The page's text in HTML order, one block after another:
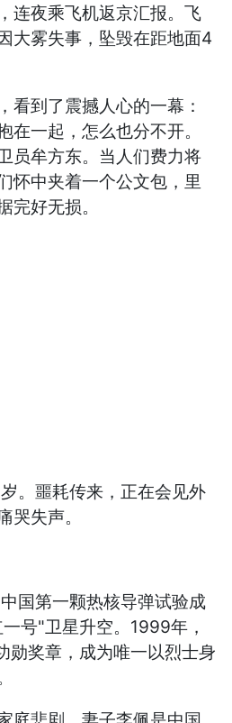
连夜乘飞机返京汇报。飞
大雾失事，坠毁在距地面4
看到了震撼人心的一幕：
在一起，怎么也分不开。
员牟方东。当人们费力将
怀中夹着一个公文包，里
完好无损。
。噩耗传来，正在会见外
哭失声。
国第一颗热核导弹试验成
号"卫星升空。1999年，
勋奖章，成为唯一以烈士身